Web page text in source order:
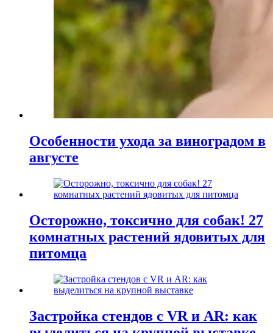
Особенности ухода за виноградом в
августе
Осторожно, токсично для собак! 27
комнатных растений ядовитых для
питомца
Застройка стендов с VR и AR: как